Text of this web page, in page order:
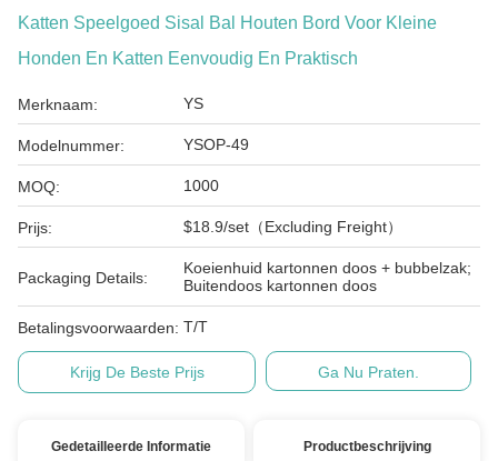
Katten Speelgoed Sisal Bal Houten Bord Voor Kleine
Honden En Katten Eenvoudig En Praktisch
Merknaam: YS
Modelnummer: YSOP-49
MOQ: 1000
Prijs: $18.9/set（Excluding Freight）
Packaging Details:
Koeienhuid kartonnen doos + bubbelzak;
Buitendoos kartonnen doos
Betalingsvoorwaarden: T/T
Krijg De Beste Prijs Ga Nu Praten.
Gedetailleerde Informatie Productbeschrijving